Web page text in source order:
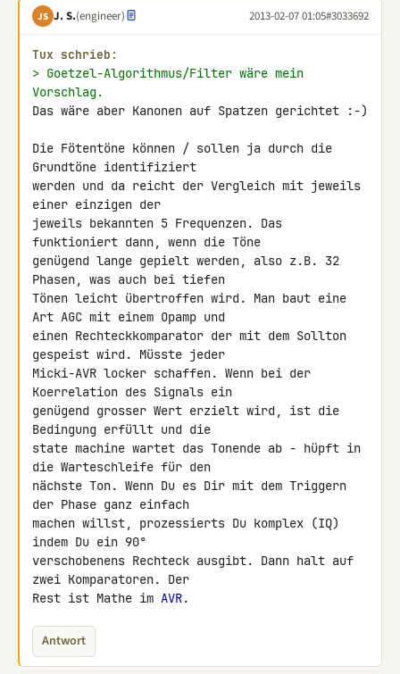
JS J. S.(engineer) 2013-02-07 01:05#3033692
Tux schrieb:
> Goetzel-Algorithmus/Filter wäre mein
Vorschlag.
Das wäre aber Kanonen auf Spatzen gerichtet :-)
Die Fötentöne können / sollen ja durch die
Grundtöne identifiziert
werden und da reicht der Vergleich mit jeweils
einer einzigen der
jeweils bekannten 5 Frequenzen. Das
funktioniert dann, wenn die Töne
genügend lange gepielt werden, also z.B. 32
Phasen, was auch bei tiefen
Tönen leicht übertroffen wird. Man baut eine
Art AGC mit einem Opamp und
einen Rechteckkomparator der mit dem Sollton
gespeist wird. Müsste jeder
Micki-AVR locker schaffen. Wenn bei der
Koerrelation des Signals ein
genügend grosser Wert erzielt wird, ist die
Bedingung erfüllt und die
state machine wartet das Tonende ab - hüpft in
die Warteschleife für den
nächste Ton. Wenn Du es Dir mit dem Triggern
der Phase ganz einfach
machen willst, prozessierts Du komplex (IQ)
indem Du ein 90°
verschobenens Rechteck ausgibt. Dann halt auf
zwei Komparatoren. Der
Rest ist Mathe im AVR.
Antwort